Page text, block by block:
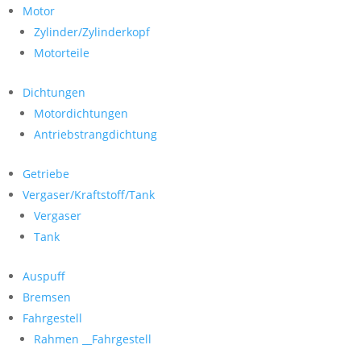
Motor
Zylinder/Zylinderkopf
Motorteile
Dichtungen
Motordichtungen
Antriebstrangdichtung
Getriebe
Vergaser/Kraftstoff/Tank
Vergaser
Tank
Auspuff
Bremsen
Fahrgestell
Rahmen __Fahrgestell